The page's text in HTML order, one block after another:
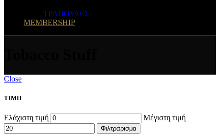
ΤΡΑΠΟΥΛΕΣ
MEMBERSHIP
Close
ΤΙΜΗ
Ελάχιστη τιμή Μέγιστη τιμή
Φιλτράρισμα